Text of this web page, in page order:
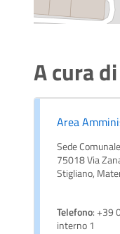
A cura di
Area
Sede Comunale
75018 Via
Stigliano,
Telefono: +39
interno 1